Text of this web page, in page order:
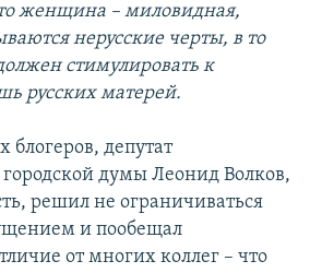
женщина – миловидная,
нерусские черты, в то
стимулировать к
русских матерей.
блогеров, депутат
думы Леонид Волков,
решил не ограничиваться
и пообещал
от многих коллег – что